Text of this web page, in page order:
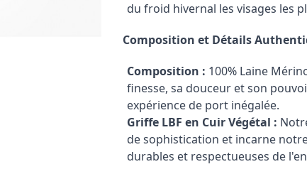
du froid hivernal les visages les
Composition et Détails
Composition : 100% Laine
finesse, sa douceur et son
expérience de port inégalée.
Griffe LBF en Cuir Végétal :
de sophistication et incarne
durables et respectueuses de